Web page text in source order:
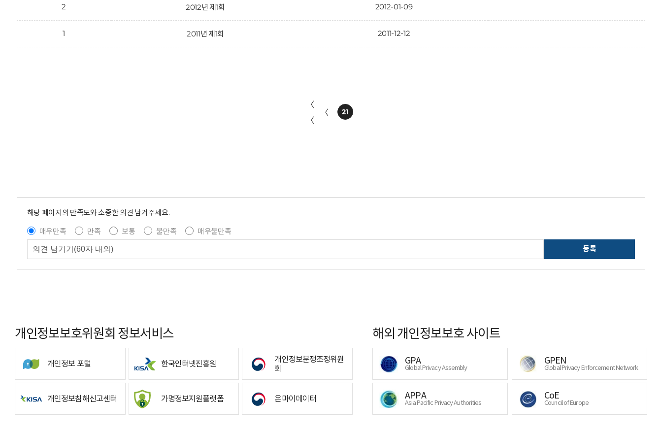
2 2012년 제1회 2012-01-09
1 2011년 제1회 2011-12-12
〈
〈
〈 21
해당 페이지의 만족도와 소중한 의견 남겨주세요.
매우만족
만족 보통 불만족
매우불만족
등록
개인정보보호위원회 정보서비스
개인정보 포털 한국인터넷진흥원
개인정보분쟁조정위원
회
개인정보침해신고센터 가명정보지원플랫폼 온마이데이터
해외 개인정보보호 사이트
GPA
Global Privacy Assembly
GPEN
Global Privacy Enforcement Network
APPA
Asia Pacific Privacy Authorities
CoE
Council of Europe